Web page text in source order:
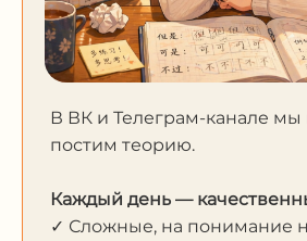
В ВК и Телеграм-канале мы
постим теорию.
Каждый день —
✓ Сложные, на понимание